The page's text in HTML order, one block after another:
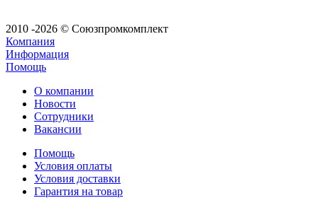
2010 -2026 © Союзпромкомплект
Компания
Информация
Помощь
О компании
Новости
Сотрудники
Вакансии
Помощь
Условия оплаты
Условия доставки
Гарантия на товар